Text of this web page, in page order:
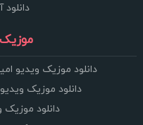
دانلود
دانلود موزیک ویدیو
دانلود موزیک
دانلود موزیک